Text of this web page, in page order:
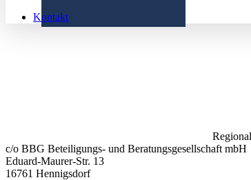
Kontakt
c/o BBG Beteiligungs- und Beratungsgesellschaft mbH
Eduard-Maurer-Str. 13
16761 Hennigsdorf